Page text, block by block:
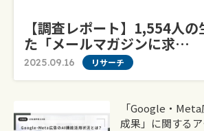
【調査レポート】1,554人
た「メールマガジンに求…
2025.09.16 リサーチ
「Google・
成果」に関する